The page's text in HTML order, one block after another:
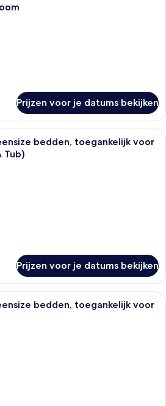
Prijzen voor je datums bekijken
Een hotelkamer met twee bedden,
bedden, toegankelijk voor
Tub)
Prijzen voor je datums bekijken
Een hotelkamer met twee bedden,
bedden, toegankelijk voor